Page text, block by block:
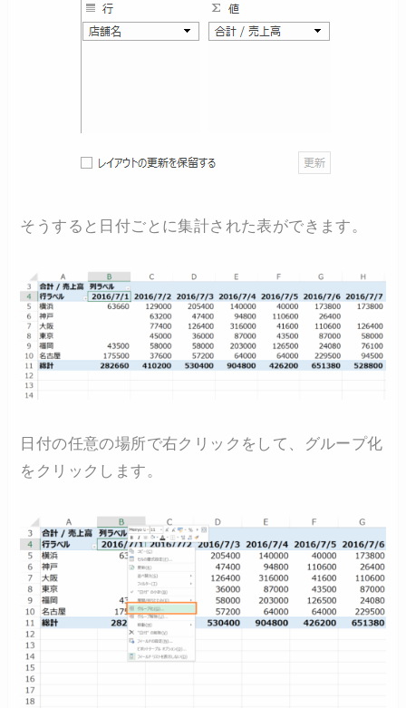
そうすると日付ごとに集計された表ができます。
日付の任意の場所で右クリックをして、グループ化
をクリックします。